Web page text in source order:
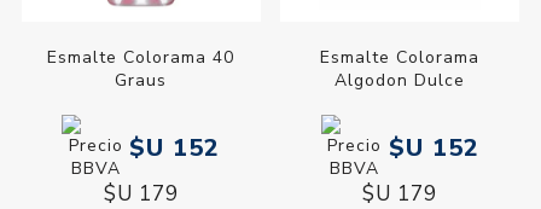
Esmalte Colorama 40
Graus
$U 152
$U 179
Esmalte Colorama
Algodon Dulce
$U 152
$U 179